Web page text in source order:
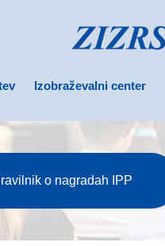
Izobraževalni center
o nagradah IPP